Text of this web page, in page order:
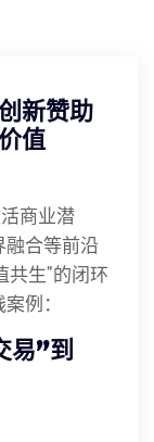
新赞助
值
商业潜
融合等前沿
共生”的闭环
例：
易”到